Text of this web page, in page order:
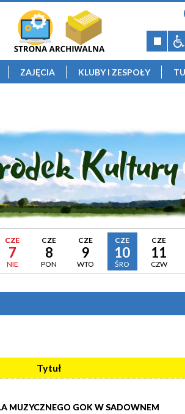
ZAJĘCIA KLUBY I ZESPOŁY
CZE
7
NIE
CZE
8
PON
CZE
9
WTO
CZE
10
ŚRO
CZE
11
CZW
Tytuł
MUZYCZNEGO GOK W SADOWNEM